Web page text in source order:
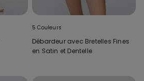
5 Couleurs
Débardeur avec Bretelles Fines
en Satin et Dentelle